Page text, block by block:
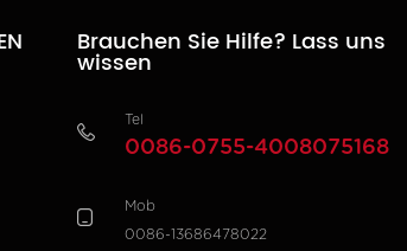
Brauchen Sie Hilfe? Lass uns
wissen
Tel
0086-0755-4008075168
Mob
0086-13686478022